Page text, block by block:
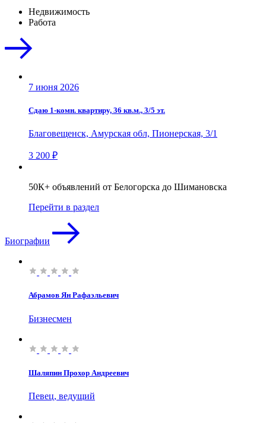
Недвижимость
Работа
7 июня 2026
Сдаю 1-комн. квартиру, 36 кв.м., 3/5 эт.
Благовещенск, Амурская обл, Пионерская, 3/1
3 200 ₽
50К+ объявлений от Белогорска до Шимановска
Перейти в раздел
Биографии
Абрамов Ян Рафаэльевич
Бизнесмен
Шаляпин Прохор Андреевич
Певец, ведущий